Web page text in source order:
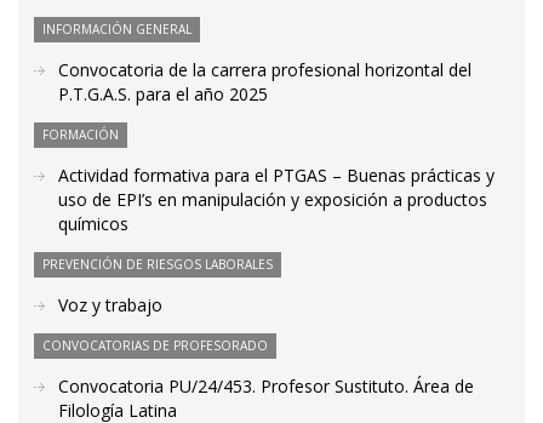
INFORMACIÓN GENERAL
Convocatoria de la carrera profesional horizontal del
P.T.G.A.S. para el año 2025
FORMACIÓN
Actividad formativa para el PTGAS – Buenas prácticas y
uso de EPI’s en manipulación y exposición a productos
químicos
PREVENCIÓN DE RIESGOS LABORALES
Voz y trabajo
CONVOCATORIAS DE PROFESORADO
Convocatoria PU/24/453. Profesor Sustituto. Área de
Filología Latina